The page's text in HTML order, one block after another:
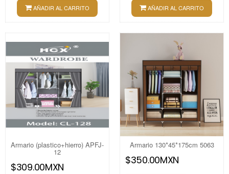
AÑADIR AL CARRITO AÑADIR AL CARRITO
Armario (plastico+hierro) APFJ-
12
$309.00MXN
Armario 130*45*175cm 5063
$350.00MXN